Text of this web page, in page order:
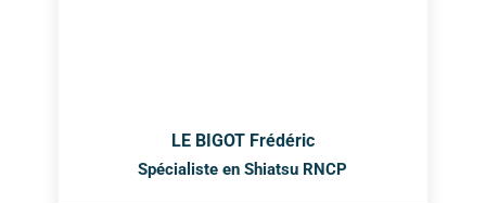
LE BIGOT Frédéric
Spécialiste en Shiatsu RNCP